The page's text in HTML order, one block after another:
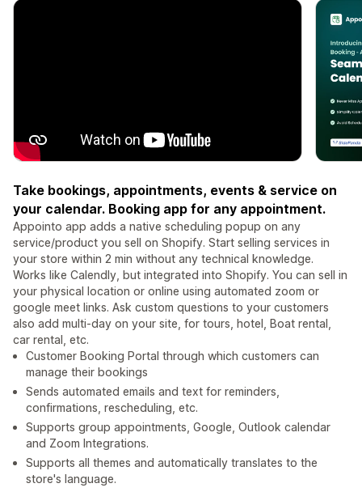
Take bookings, appointments, events & service on
your calendar. Booking app for any appointment.
Appointo app adds a native scheduling popup on any
service/product you sell on Shopify. Start selling services in
your store within 2 min without any technical knowledge.
Works like Calendly, but integrated into Shopify. You can sell in
your physical location or online using automated zoom or
google meet links. Ask custom questions to your customers
also add multi-day on your site, for tours, hotel, Boat rental,
car rental, etc.
Customer Booking Portal through which customers can
manage their bookings
Sends automated emails and text for reminders,
confirmations, rescheduling, etc.
Supports group appointments, Google, Outlook calendar
and Zoom Integrations.
Supports all themes and automatically translates to the
store's language.